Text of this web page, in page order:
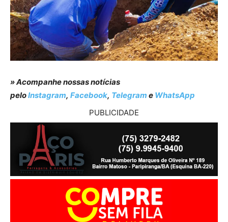
» Acompanhe nossas notícias
peloInstagram, Facebook, Telegram e WhatsApp
PUBLICIDADE